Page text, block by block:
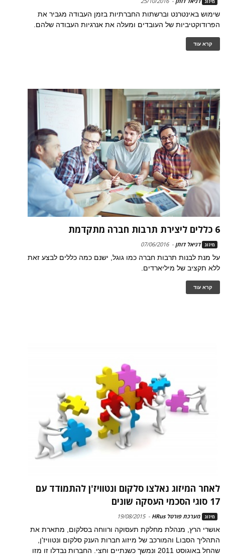
שימוש באינטרנט וברשתות החברתיות בזמן העבודה מגביר את
הפרודוקטיביות של העובדים ומעלה את אנרגיות העבודה שלהם.
קרא עוד
6 כללים ליצירת תרבות חברה מתקדמת
מיזוג דניאל דותן -
07/06/2016
על מנת לבנות תרבות חברה כמו גוגל, ישנם כמה כללים לבצע זאת
ללא תקציב של מיליארדים.
קרא עוד
לאחר המיזוג נאלצו סלקום ונטוויז'ן להתמודד עם
17 סוגי הסכמי העסקה שונים
מיזוג מערכת פורטל HRus -
19/08/2015
אושרי הרץ, מנהלת מחלקת תעסוקה ורווחה בסלקום, מתארת את
התהליך הסבוL והמורכב של מיזוג חברות הענק סלקום ונטוויז'ן,
שהחל באוגוסט 2011 ונמשך כשנתיים וחצי. החברות נבדלו זו מזו